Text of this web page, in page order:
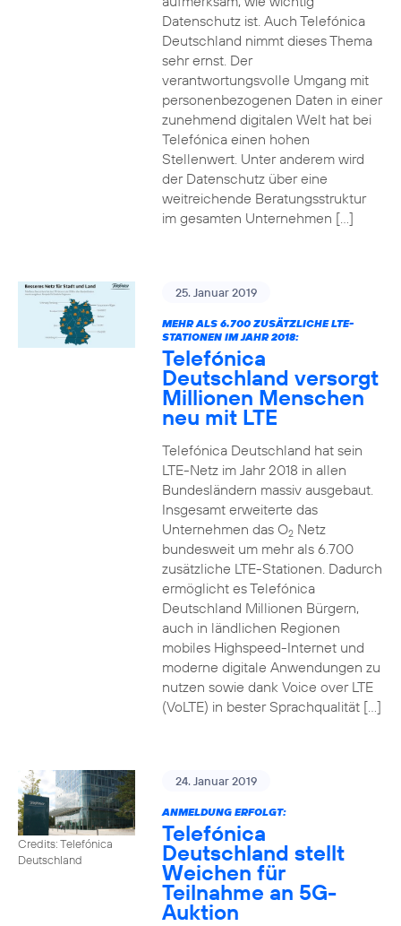
Datenschutz ist. Auch Telefónica
Deutschland nimmt dieses Thema
sehr ernst. Der
verantwortungsvolle Umgang mit
personenbezogenen Daten in einer
zunehmend digitalen Welt hat bei
Telefónica einen hohen
Stellenwert. Unter anderem wird
der Datenschutz über eine
weitreichende Beratungsstruktur
im gesamten Unternehmen […]
25. Januar 2019
MEHR ALS 6.700 ZUSÄTZLICHE LTE-
STATIONEN IM JAHR 2018:
Telefónica
Deutschland versorgt
Millionen Menschen
neu mit LTE
Telefónica Deutschland hat sein
LTE-Netz im Jahr 2018 in allen
Bundesländern massiv ausgebaut.
Insgesamt erweiterte das
Unternehmen das O2Netz
bundesweit um mehr als 6.700
zusätzliche LTE-Stationen. Dadurch
ermöglicht es Telefónica
Deutschland Millionen Bürgern,
auch in ländlichen Regionen
mobiles Highspeed-Internet und
moderne digitale Anwendungen zu
nutzen sowie dank Voice over LTE
(VoLTE) in bester Sprachqualität […]
Credits: Telefónica
Deutschland
24. Januar 2019
ANMELDUNG ERFOLGT:
Telefónica
Deutschland stellt
Weichen für
Teilnahme an 5G-
Auktion